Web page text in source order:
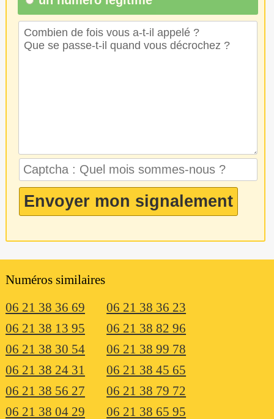
Numéros similaires
06 21 38 36 69
06 21 38 36 23
06 21 38 13 95
06 21 38 82 96
06 21 38 30 54
06 21 38 99 78
06 21 38 24 31
06 21 38 45 65
06 21 38 56 27
06 21 38 79 72
06 21 38 04 29
06 21 38 65 95